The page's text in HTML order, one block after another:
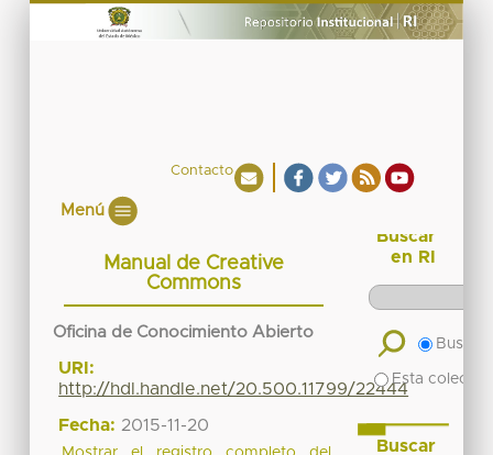
Contacto
Menú
Manual de Creative
Commons
Oficina de Conocimiento Abierto
URI:
http://hdl.handle.net/20.500.11799/22444
Fecha: 2015-11-20
Buscar
en RI
Buscar
Esta
Buscar